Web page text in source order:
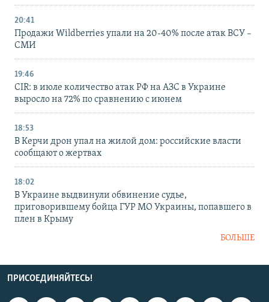
20:41
Продажи Wildberries упали на 20-40% после атак ВСУ –
СМИ
19:46
CIR: в июле количество атак РФ на АЗС в Украине
выросло на 72% по сравнению с июнем
18:53
В Керчи дрон упал на жилой дом: российские власти
сообщают о жертвах
18:02
В Украине выдвинули обвинение судье,
приговорившему бойца ГУР МО Украины, попавшего в
плен в Крыму
БОЛЬШЕ
ПРИСОЕДИНЯЙТЕСЬ!